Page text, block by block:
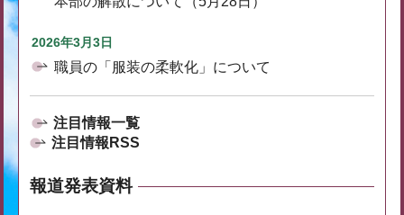
2026年3月3日
職員の「服装の柔軟化」について
注目情報一覧
注目情報RSS
報道発表資料